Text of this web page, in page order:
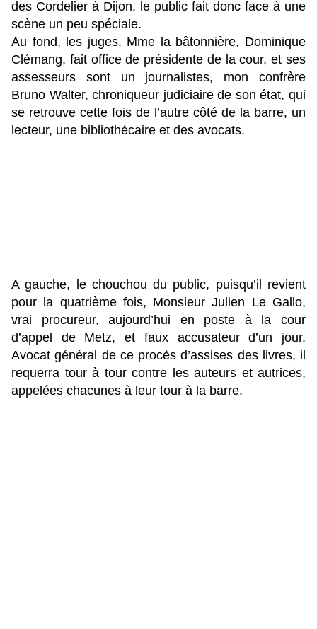
des Cordelier à Dijon, le public fait donc face à une
scène un peu spéciale.
Au fond, les juges. Mme la bâtonnière, Dominique
Clémang, fait office de présidente de la cour, et ses
assesseurs sont un journalistes, mon confrère
Bruno Walter, chroniqueur judiciaire de son état, qui
se retrouve cette fois de l’autre côté de la barre, un
lecteur, une bibliothécaire et des avocats.
A gauche, le chouchou du public, puisqu’il revient
pour la quatrième fois, Monsieur Julien Le Gallo,
vrai procureur, aujourd’hui en poste à la cour
d’appel de Metz, et faux accusateur d’un jour.
Avocat général de ce procès d’assises des livres, il
requerra tour à tour contre les auteurs et autrices,
appelées chacunes à leur tour à la barre.